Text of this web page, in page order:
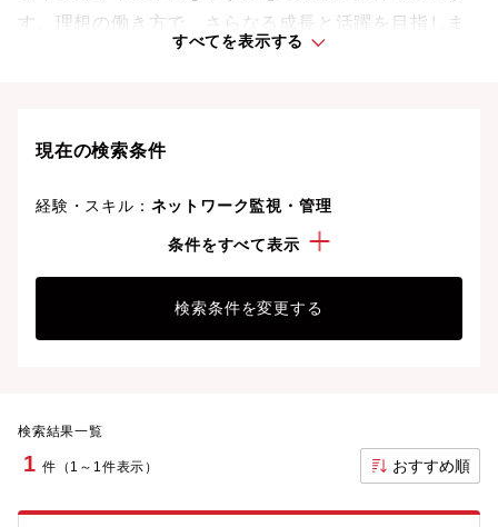
す。理想の働き方で、さらなる成長と活躍を目指しま
すべてを表示する
現在の検索条件
経験・スキル： ネットワーク監視・管理
電気主任技術者条件をすべて表示
検索条件を変更する
検索結果一覧
1 件（1～1件表示） おすすめ順